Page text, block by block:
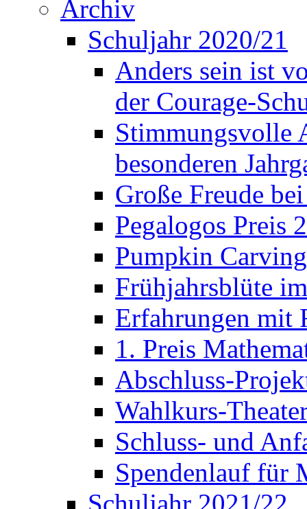
Archiv
Schuljahr 2020/21
Anders sein ist
der Courage-
Stimmungsvolle
besonderen
Große Freude
Pegalogos Preis
Pumpkin
Frühjahrsblüte
Erfahrungen mit
1. Preis
Abschluss-
Wahlkurs-
Schluss- und
Spendenlauf für